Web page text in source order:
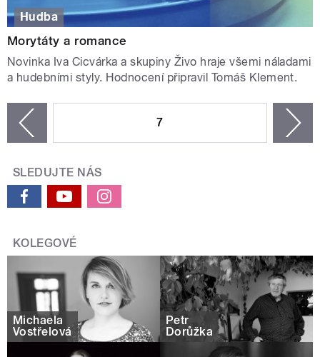
Hudba
Morytáty a romance
Novinka Iva Cicvárka a skupiny Živo hraje všemi náladami
a hudebními styly. Hodnocení připravil Tomáš Klement.
7
SLEDUJTE NÁS
KOLEGOVÉ
Michaela
Vostřelová
Petr
Dorůžka